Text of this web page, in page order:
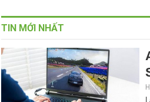
TIN MỚI NHẤT